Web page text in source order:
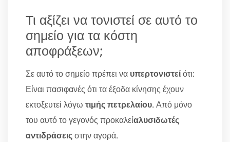
Τι αξίζει να τονιστεί σε αυτό το
σημείο για τα κόστη
αποφράξεων;
Σε αυτό το σημείο πρέπει να υπερτονιστείότι:
Είναι πασιφανές ότι τα έξοδα κίνησης έχουν
εκτοξευτεί λόγω τιμής πετρελαίου. Από μόνο
του αυτό το γεγονός προκαλείαλυσιδωτές
αντιδράσειςστην αγορά.